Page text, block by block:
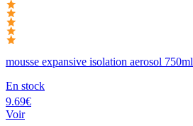
mousse expansive isolation aerosol 750ml
En stock
9.69€
Voir